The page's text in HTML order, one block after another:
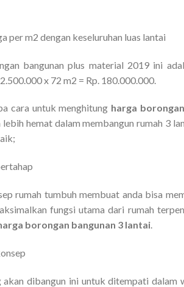
per m2 dengan keseluruhan luas lantai
bangunan plus material 2019 ini
x 72 m2 = Rp. 180.000.000.
cara untuk menghitung harga
lebih hemat dalam membangun rumah 3
rumah tumbuh membuat anda bisa
fungsi utama dari rumah
borongan bangunan 3 lantai.
akan dibangun ini untuk ditempati